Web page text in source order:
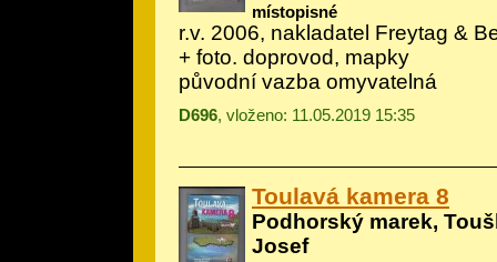
místopisné
r.v. 2006, nakladatel Freytag &
+ foto. doprovod, mapky
původní vazba omyvatelná
D696, vloženo: 11.05.2019 15:35
Toulavá kamera 8
Podhorský marek,
Josef